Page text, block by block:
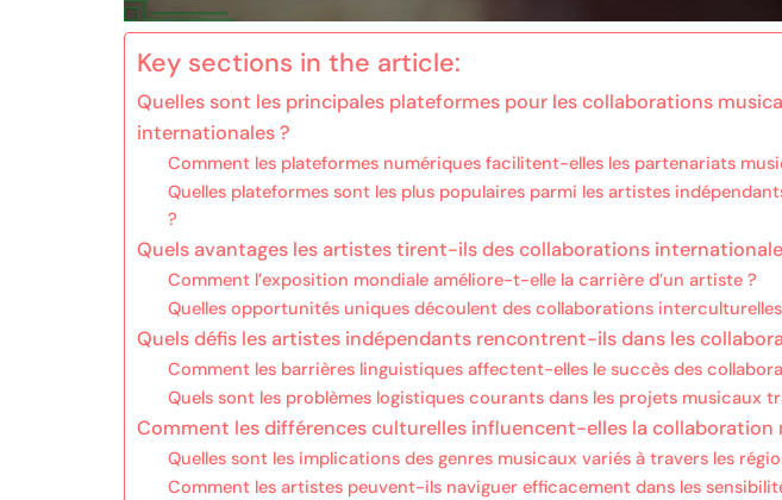
Key sections in the article:
Quelles sont les principales plateformes pour les collaborations
internationales ?
Comment les plateformes numériques facilitent-elles les partenariats
Quelles plateformes sont les plus populaires parmi les artistes
?
Quels avantages les artistes tirent-ils des collaborations
Comment l’exposition mondiale améliore-t-elle la carrière d’un artiste ?
Quelles opportunités uniques découlent des collaborations
Quels défis les artistes indépendants rencontrent-ils dans les
Comment les barrières linguistiques affectent-elles le succès des
Quels sont les problèmes logistiques courants dans les projets musicaux
Comment les différences culturelles influencent-elles la collaboration
Quelles sont les implications des genres musicaux variés à travers les
Comment les artistes peuvent-ils naviguer efficacement dans les